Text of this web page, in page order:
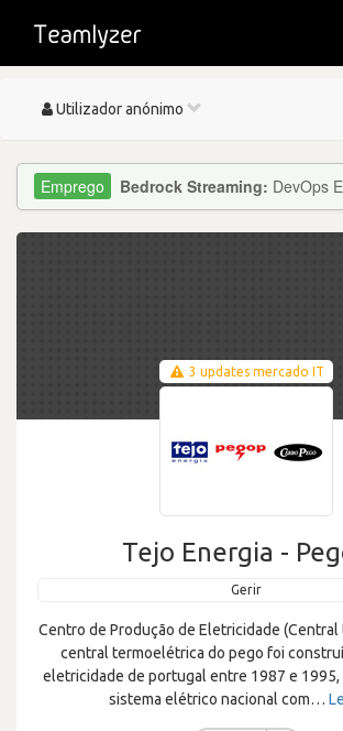
Toggle
Utilizador anónimo
Bedrock Streaming: DevOps
3 updates mercado IT
Tejo Energia -
Gerir
Centro de Produção de Eletricidade
central termoelétrica do pego foi
eletricidade de portugal entre 1987 e
sistema elétrico nacional com…